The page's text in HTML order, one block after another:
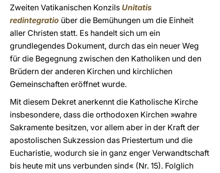
Zweiten Vatikanischen Konzils Unitatis
redintegratio über die Bemühungen um die Einheit
aller Christen statt. Es handelt sich um ein
grundlegendes Dokument, durch das ein neuer Weg
für die Begegnung zwischen den Katholiken und den
Brüdern der anderen Kirchen und kirchlichen
Gemeinschaften eröffnet wurde.
Mit diesem Dekret anerkennt die Katholische Kirche
insbesondere, dass die orthodoxen Kirchen »wahre
Sakramente besitzen, vor allem aber in der Kraft der
apostolischen Sukzession das Priestertum und die
Eucharistie, wodurch sie in ganz enger Verwandtschaft
bis heute mit uns verbunden sind« (Nr. 15). Folglich